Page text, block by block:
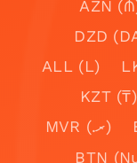
AZN
DZD
ALL (L)
KZT (₸)
MVR (.ރ)
BTN